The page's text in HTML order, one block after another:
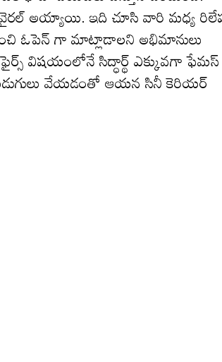
అయ్యాయి. ఇది చూసి వారి మ‌ధ్య
ఓపెన్ గా మాట్లాడాలని అభిమానులు
విషయంలోనే సిద్ధార్థ్‌ ఎక్కువగా ఫేమస్
వేయడంతో ఆయన సినీ కెరియర్